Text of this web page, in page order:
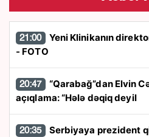
21:00
- FOTO
20:47
açıqlama: “Hələ dəqiq deyil
20:35 Serbiyaya prezident